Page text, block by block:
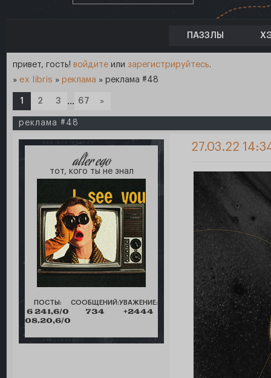
ПАЗЗЛЫ
привет, гость! войдите или зарегистрируйтесь.
» ex libris » реклама » реклама #48
1 2 3 … 67 »
реклама #48
alter ego
тот, кого ты не знал
ПОСТЫ:
6 241,6/0
08.20,6/0
СООБЩЕНИЙ:
734
УВАЖЕНИЕ:
+2444
27.03.22